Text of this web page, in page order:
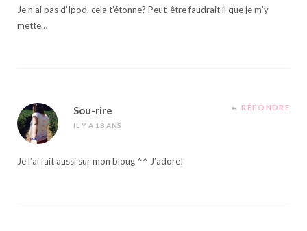
Je n’ai pas d’Ipod, cela t’étonne? Peut-être faudrait il que je m’y
mette…
Sou-rire
IL Y A 18 ANS
RÉPONDRE
Je l’ai fait aussi sur mon bloug ^^ J’adore!